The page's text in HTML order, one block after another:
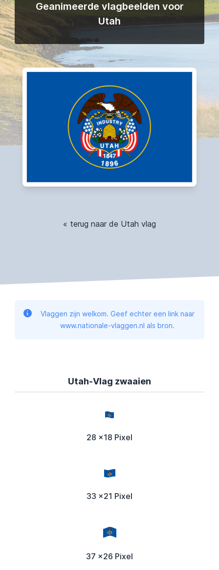
Geanimeerde vlagbeelden voor
Utah
« terug naar de Utah vlag
Vlaggen zijn welkom. Geef echter een link naar
www.nationale-vlaggen.nl als bron.
Utah-Vlag zwaaien
28 x18 Pixel
33 x21 Pixel
37 x26 Pixel